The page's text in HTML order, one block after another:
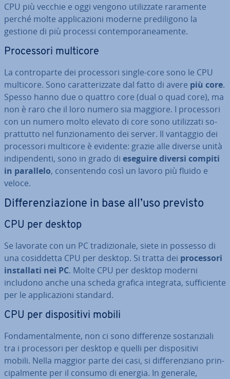
CPU più vecchie e oggi vengono uti­liz­za­te raramente
perché molte ap­pli­ca­zio­ni moderne pre­di­li­go­no la
gestione di più processi con­tem­po­ra­nea­men­te.
Pro­ces­so­ri multicore
La con­tro­par­te dei pro­ces­so­ri single-core sono le CPU
multicore. Sono ca­rat­te­riz­za­te dal fatto di avere più core.
Spesso hanno due o quattro core (dual o quad core), ma
non è raro che il loro numero sia maggiore. I pro­ces­so­ri
con un numero molto elevato di core sono uti­liz­za­ti so­
prat­tut­to nel fun­zio­na­men­to dei server. Il vantaggio dei
pro­ces­so­ri multicore è evidente: grazie alle diverse unità
in­di­pen­den­ti, sono in grado di eseguire diversi compiti
in parallelo, con­sen­ten­do così un lavoro più fluido e
veloce.
Dif­fe­ren­zia­zio­ne in base all’uso previsto
CPU per desktop
Se lavorate con un PC tra­di­zio­na­le, siete in possesso di
una co­sid­det­ta CPU per desktop. Si tratta dei pro­ces­so­ri
in­stal­la­ti nei PC. Molte CPU per desktop moderni
includono anche una scheda grafica integrata, suf­fi­cien­te
per le ap­pli­ca­zio­ni standard.
CPU per di­spo­si­ti­vi mobili
Fon­da­men­tal­men­te, non ci sono dif­fe­ren­ze so­stan­zia­li
tra i pro­ces­so­ri per desktop e quelli per di­spo­si­ti­vi
mobili. Nella maggior parte dei casi, si dif­fe­ren­zia­no prin­
ci­pal­men­te per il consumo di energia. In generale,